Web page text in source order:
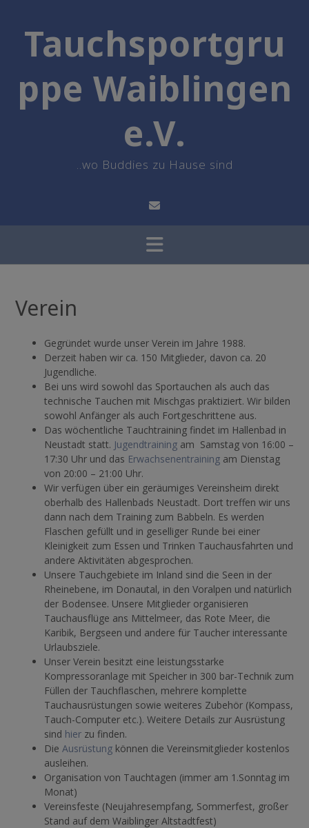
contentTauchsportgru
ppe Waiblingen
e.V.
..wo Buddies zu Hause sind
Verein
Gegründet wurde unser Verein im Jahre 1988.
Derzeit haben wir ca. 150 Mitglieder, davon ca. 20
Jugendliche.
Bei uns wird sowohl das Sportauchen als auch das
technische Tauchen mit Mischgas praktiziert. Wir bilden
sowohl Anfänger als auch Fortgeschrittene aus.
Das wöchentliche Tauchtraining findet im Hallenbad in
Neustadt statt. Jugendtraining am Samstag von 16:00 –
17:30 Uhr und das Erwachsenentraining am Dienstag
von 20:00 – 21:00 Uhr.
Wir verfügen über ein geräumiges Vereinsheim direkt
oberhalb des Hallenbads Neustadt. Dort treffen wir uns
dann nach dem Training zum Babbeln. Es werden
Flaschen gefüllt und in geselliger Runde bei einer
Kleinigkeit zum Essen und Trinken Tauchausfahrten und
andere Aktivitäten abgesprochen.
Unsere Tauchgebiete im Inland sind die Seen in der
Rheinebene, im Donautal, in den Voralpen und natürlich
der Bodensee. Unsere Mitglieder organisieren
Tauchausflüge ans Mittelmeer, das Rote Meer, die
Karibik, Bergseen und andere für Taucher interessante
Urlaubsziele.
Unser Verein besitzt eine leistungsstarke
Kompressoranlage mit Speicher in 300 bar-Technik zum
Füllen der Tauchflaschen, mehrere komplette
Tauchausrüstungen sowie weiteres Zubehör (Kompass,
Tauch-Computer etc.). Weitere Details zur Ausrüstung
sind hier zu finden.
Die Ausrüstung können die Vereinsmitglieder kostenlos
ausleihen.
Organisation von Tauchtagen (immer am 1.Sonntag im
Monat)
Vereinsfeste (Neujahresempfang, Sommerfest, großer
Stand auf dem Waiblinger Altstadtfest)